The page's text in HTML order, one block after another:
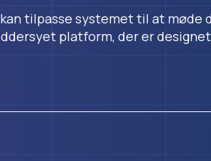
tilpasse systemet til at møde
platform, der er